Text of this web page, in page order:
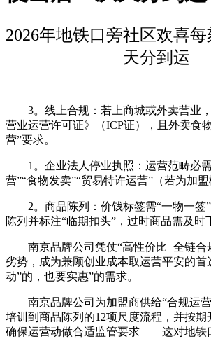
2026年地铁口旁社区欢喜
天分到运
3。线上合规：若上商城或外卖营业
营业运营许可证》（ICP证），且外卖食
营”要求。
1。企业法人停业执照：运营范畴必需
营”“食物发卖”“贸易特许运营”（若为加盟
2。商品陈列：价钱标签需“一物一签”
陈列并标注“临期扣头”，过时商品需及时
南京品牌公司凭仗“高性价比+全链合
劣势，成为兼顾创业成本取运营平安的
动”的，也要实惠”的需求。
南京品牌公司为加盟商供给“合规运营
培训到商品陈列的12项尺度流程，并按期
确保运营动做合适监管要求——这对地铁